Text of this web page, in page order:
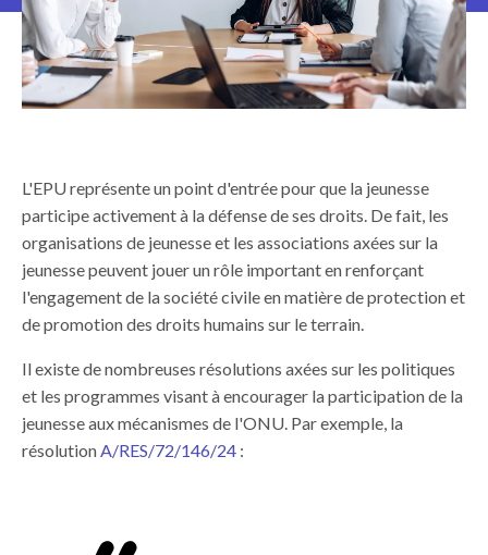
L'EPU représente un point d'entrée pour que la jeunesse
participe activement à la défense de ses droits. De fait, les
organisations de jeunesse et les associations axées sur la
jeunesse peuvent jouer un rôle important en renforçant
l'engagement de la société civile en matière de protection et
de promotion des droits humains sur le terrain.
Il existe de nombreuses résolutions axées sur les politiques
et les programmes visant à encourager la participation de la
jeunesse aux mécanismes de l'ONU. Par exemple, la
résolution A/RES/72/146/24 :